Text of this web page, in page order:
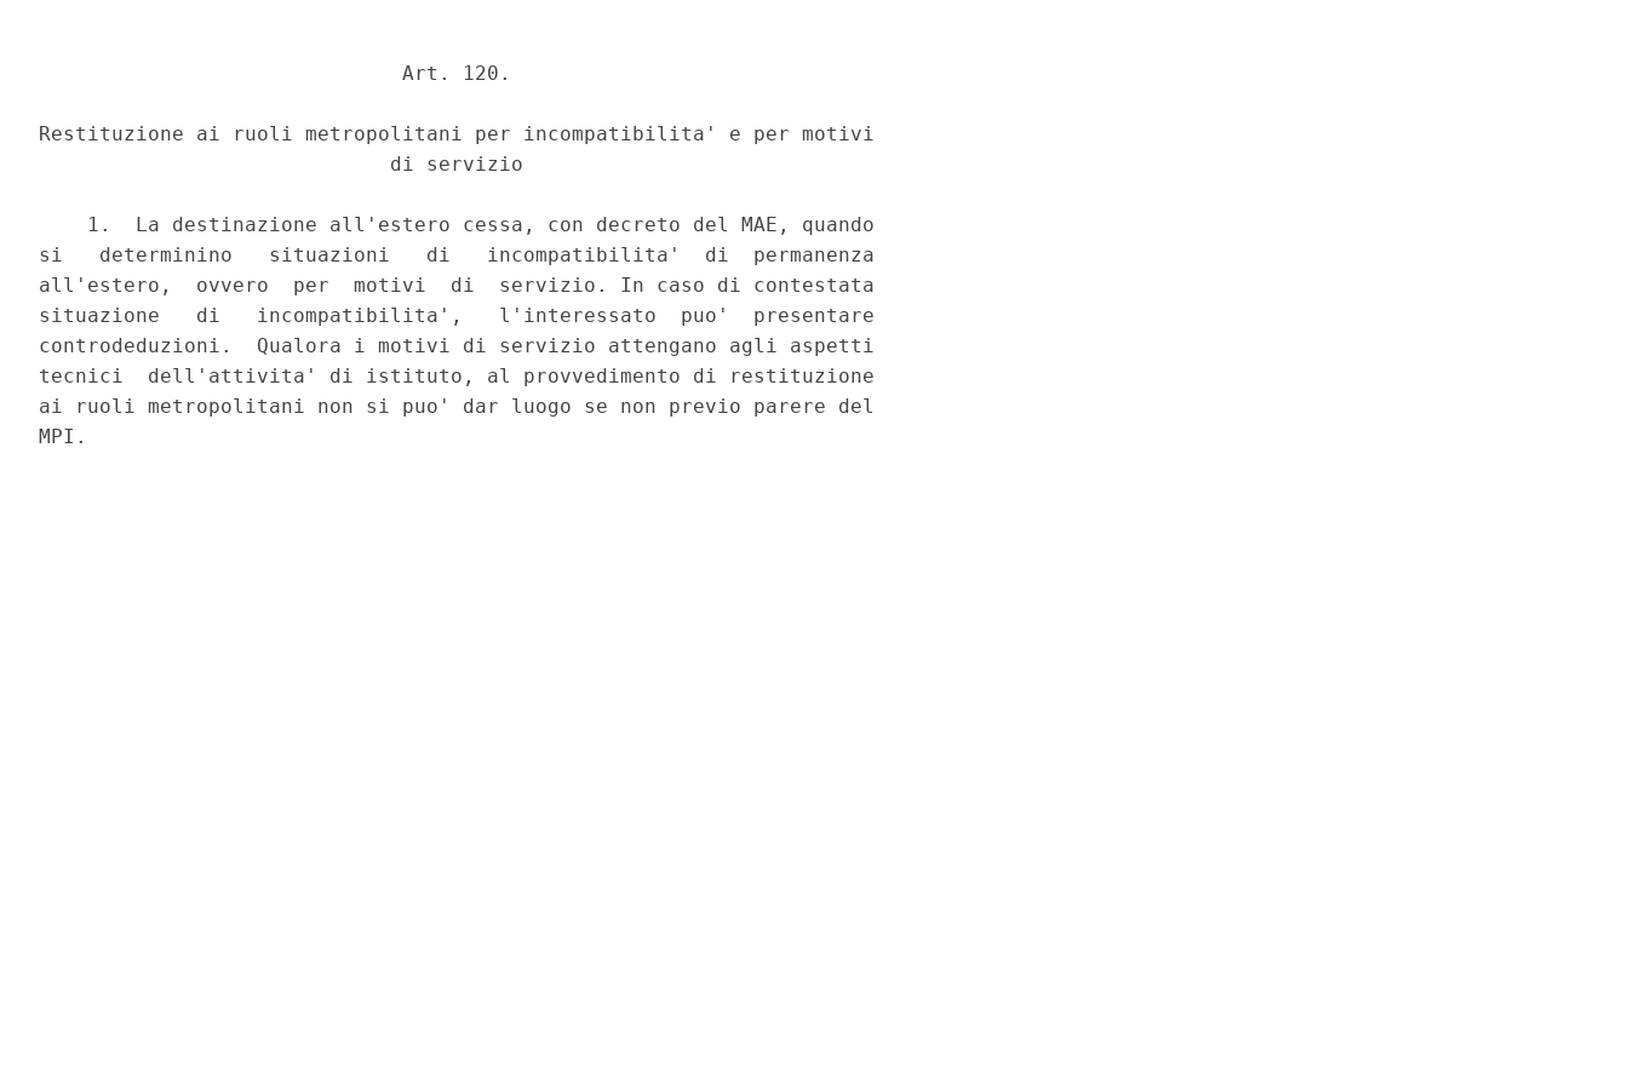
                              Art. 120.
Restituzione ai ruoli metropolitani per incompatibilita' e per motivi
                             di servizio
    1.  La destinazione all'estero cessa, con decreto del MAE, quando
si   determinino   situazioni   di   incompatibilita'  di  permanenza
all'estero,  ovvero  per  motivi  di  servizio. In caso di contestata
situazione   di   incompatibilita',   l'interessato  puo'  presentare
controdeduzioni.  Qualora i motivi di servizio attengano agli aspetti
tecnici  dell'attivita' di istituto, al provvedimento di restituzione
ai ruoli metropolitani non si puo' dar luogo se non previo parere del